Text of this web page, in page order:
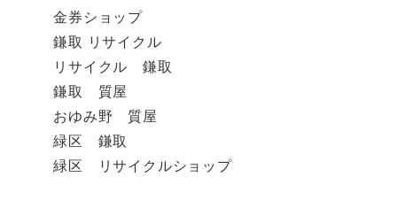
金券ショップ
鎌取 リサイクル
リサイクル 鎌取
鎌取 質屋
おゆみ野 質屋
緑区 鎌取
緑区 リサイクルショップ